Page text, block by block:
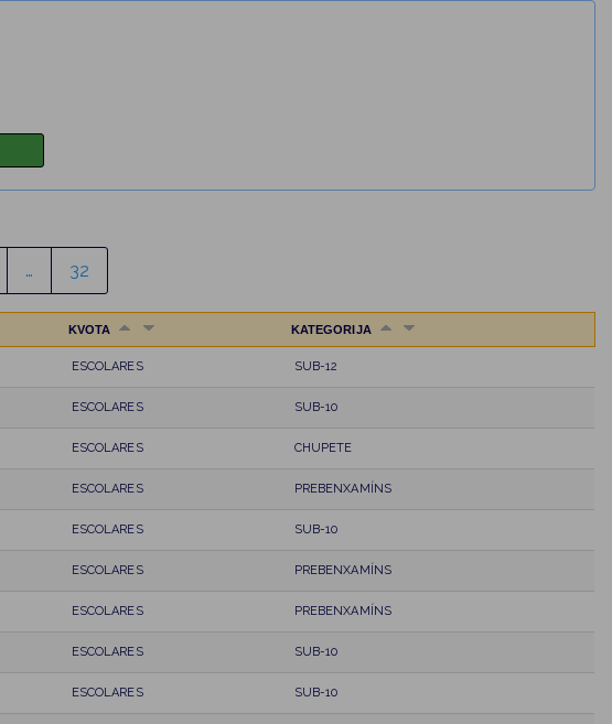
… 32
KVOTA KATEGORIJA
ESCOLARES SUB-12
ESCOLARES SUB-10
ESCOLARES CHUPETE
ESCOLARES PREBENXAMÍNS
ESCOLARES SUB-10
ESCOLARES PREBENXAMÍNS
ESCOLARES PREBENXAMÍNS
ESCOLARES SUB-10
ESCOLARES SUB-10